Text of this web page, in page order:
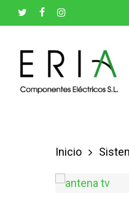
Saltar
al
contenido
principal
twitter facebookinstagram
Inicio